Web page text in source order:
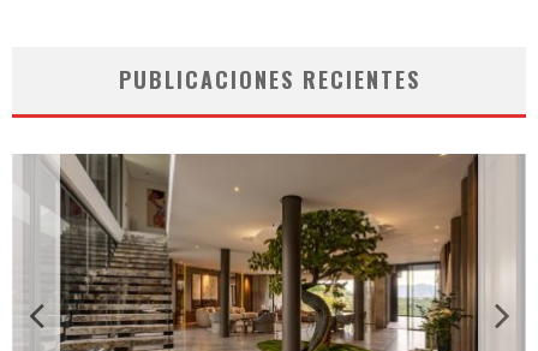
PUBLICACIONES RECIENTES